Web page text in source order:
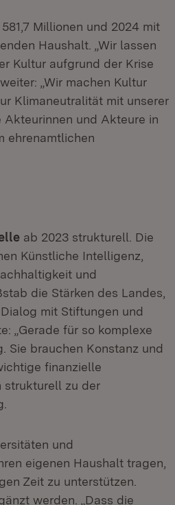
Millionen und 2024 mit
Haushalt. „Wir lassen
Kultur aufgrund der Krise
„Wir machen Kultur
Klimaneutralität mit unserer
und Akteure in
ehrenamtlichen
ab 2023 strukturell. Die
Künstliche Intelligenz,
und
die Stärken des Landes,
mit Stiftungen und
„Gerade für so komplexe
Sie brauchen Konstanz und
finanzielle
strukturell zu der
und
eigenen Haushalt tragen,
Zeit zu unterstützen.
werden. „Dass die